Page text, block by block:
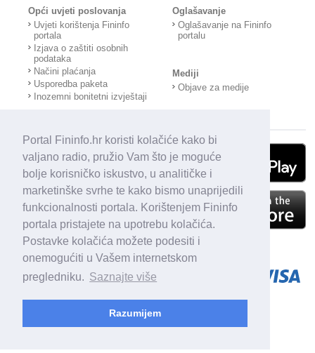
Portal Fininfo.hr koristi kolačiće kako bi
valjano radio, pružio Vam što je moguće
bolje korisničko iskustvo, u analitičke i
marketinške svrhe te kako bismo unaprijedili
funkcionalnosti portala. Korištenjem Fininfo
portala pristajete na upotrebu kolačića.
Postavke kolačića možete podesiti i
onemogućiti u Vašem internetskom
pregledniku. Saznajte više
Razumijem
Opći uvjeti poslovanja
Uvjeti korištenja Fininfo
portala
Izjava o zaštiti osobnih
podataka
Načini plaćanja
Usporedba paketa
Inozemni bonitetni izvještaji
Oglašavanje
Oglašavanje na Fininfo
portalu
Mediji
Objave za medije